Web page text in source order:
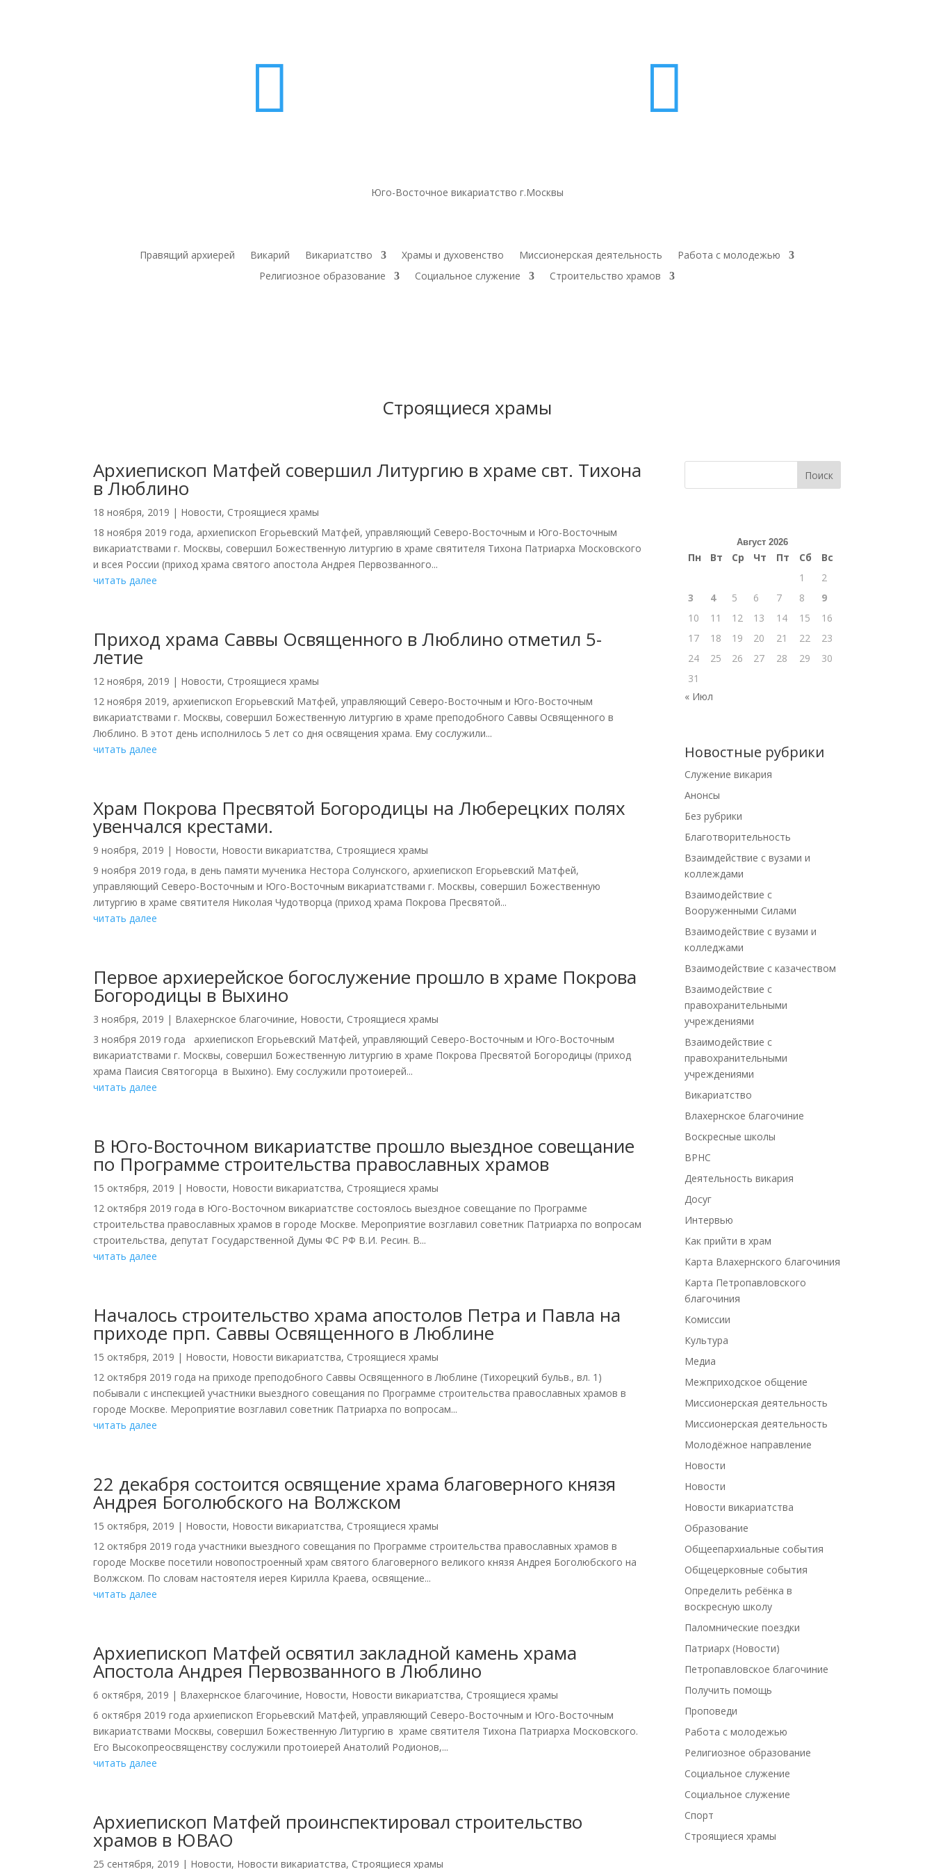
 
Юго-Восточное викариатство г.Москвы
Правящий архиерей Викарий Викариатство Храмы и духовенство Миссионерская деятельность
Работа с молодежью
Религиозное образование
Социальное служение Строительство храмов
Строящиеся храмы
Архиепископ Матфей совершил Литургию в храме свт. Тихона
в Люблино
18 ноября, 2019 | Новости, Строящиеся храмы
18 ноября 2019 года, архиепископ Егорьевский Матфей, управляющий Северо-Восточным и Юго-Восточным
викариатствами г. Москвы, совершил Божественную литургию в храме святителя Тихона Патриарха Московского
и всея России (приход храма святого апостола Андрея Первозванного...
читать далее
Приход храма Саввы Освященного в Люблино отметил 5-
летие
12 ноября, 2019 | Новости, Строящиеся храмы
12 ноября 2019, архиепископ Егорьевский Матфей, управляющий Северо-Восточным и Юго-Восточным
викариатствами г. Москвы, совершил Божественную литургию в храме преподобного Саввы Освященного в
Люблино. В этот день исполнилось 5 лет со дня освящения храма. Ему сослужили...
читать далее
Храм Покрова Пресвятой Богородицы на Люберецких полях
увенчался крестами.
9 ноября, 2019 | Новости, Новости викариатства, Строящиеся храмы
9 ноября 2019 года, в день памяти мученика Нестора Солунского, архиепископ Егорьевский Матфей,
управляющий Северо-Восточным и Юго-Восточным викариатствами г. Москвы, совершил Божественную
литургию в храме святителя Николая Чудотворца (приход храма Покрова Пресвятой...
читать далее
Первое архиерейское богослужение прошло в храме Покрова
Богородицы в Выхино
3 ноября, 2019 | Влахернское благочиние, Новости, Строящиеся храмы
3 ноября 2019 года архиепископ Егорьевский Матфей, управляющий Северо-Восточным и Юго-Восточным
викариатствами г. Москвы, совершил Божественную литургию в храме Покрова Пресвятой Богородицы (приход
храма Паисия Святогорца в Выхино). Ему сослужили протоиерей...
читать далее
В Юго-Восточном викариатстве прошло выездное совещание
по Программе строительства православных храмов
15 октября, 2019 | Новости, Новости викариатства, Строящиеся храмы
12 октября 2019 года в Юго-Восточном викариатстве состоялось выездное совещание по Программе
строительства православных храмов в городе Москве. Мероприятие возглавил советник Патриарха по вопросам
строительства, депутат Государственной Думы ФС РФ В.И. Ресин. В...
читать далее
Началось строительство храма апостолов Петра и Павла на
приходе прп. Саввы Освященного в Люблине
15 октября, 2019 | Новости, Новости викариатства, Строящиеся храмы
12 октября 2019 года на приходе преподобного Саввы Освященного в Люблине (Тихорецкий бульв., вл. 1)
побывали с инспекцией участники выездного совещания по Программе строительства православных храмов в
городе Москве. Мероприятие возглавил советник Патриарха по вопросам...
читать далее
22 декабря состоится освящение храма благоверного князя
Андрея Боголюбского на Волжском
15 октября, 2019 | Новости, Новости викариатства, Строящиеся храмы
12 октября 2019 года участники выездного совещания по Программе строительства православных храмов в
городе Москве посетили новопостроенный храм святого благоверного великого князя Андрея Боголюбского на
Волжском. По словам настоятеля иерея Кирилла Краева, освящение...
читать далее
Архиепископ Матфей освятил закладной камень храма
Апостола Андрея Первозванного в Люблино
6 октября, 2019 | Влахернское благочиние, Новости, Новости викариатства, Строящиеся храмы
6 октября 2019 года архиепископ Егорьевский Матфей, управляющий Северо-Восточным и Юго-Восточным
викариатствами Москвы, совершил Божественную Литургию в храме святителя Тихона Патриарха Московского.
Его Высокопреосвященству сослужили протоиерей Анатолий Родионов,...
читать далее
Архиепископ Матфей проинспектировал строительство
храмов в ЮВАО
25 сентября, 2019 | Новости, Новости викариатства, Строящиеся храмы
Поиск
Август 2026
Пн Вт Ср Чт Пт Сб
Вс
1
2
3
4 5 6 7 8
9
10
11 12 13 14 15
16
17
18 19 20 21 22
23
24
25 26 27 28 29
30
31
« Июл
Новостные рубрики
Cлужение викария
Анонсы
Без рубрики
Благотворительность
Взаимдействие с вузами и
коллеждами
Взаимодействие с
Вооруженными Силами
Взаимодействие с вузами и
колледжами
Взаимодействие с казачеством
Взаимодействие с
правохранительными
учреждениями
Взаимодействие с
правохранительными
учреждениями
Викариатство
Влахернское благочиние
Воскресные школы
ВРНС
Деятельность викария
Досуг
Интервью
Как прийти в храм
Карта Влахернского благочиния
Карта Петропавловского
благочиния
Комиссии
Культура
Медиа
Межприходское общение
Миссионерская деятельность
Миссионерская деятельность
Молодёжное направление
Новости
Новости
Новости викариатства
Образование
Общеепархиальные события
Общецерковные события
Определить ребёнка в
воскресную школу
Паломнические поездки
Патриарх (Новости)
Петропавловское благочиние
Получить помощь
Проповеди
Работа с молодежью
Религиозное образование
Социальное служение
Социальное служение
Спорт
Строящиеся храмы